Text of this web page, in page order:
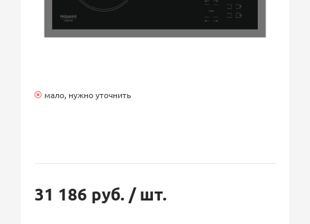
мало, нужно уточнить
31 186 руб. / шт.